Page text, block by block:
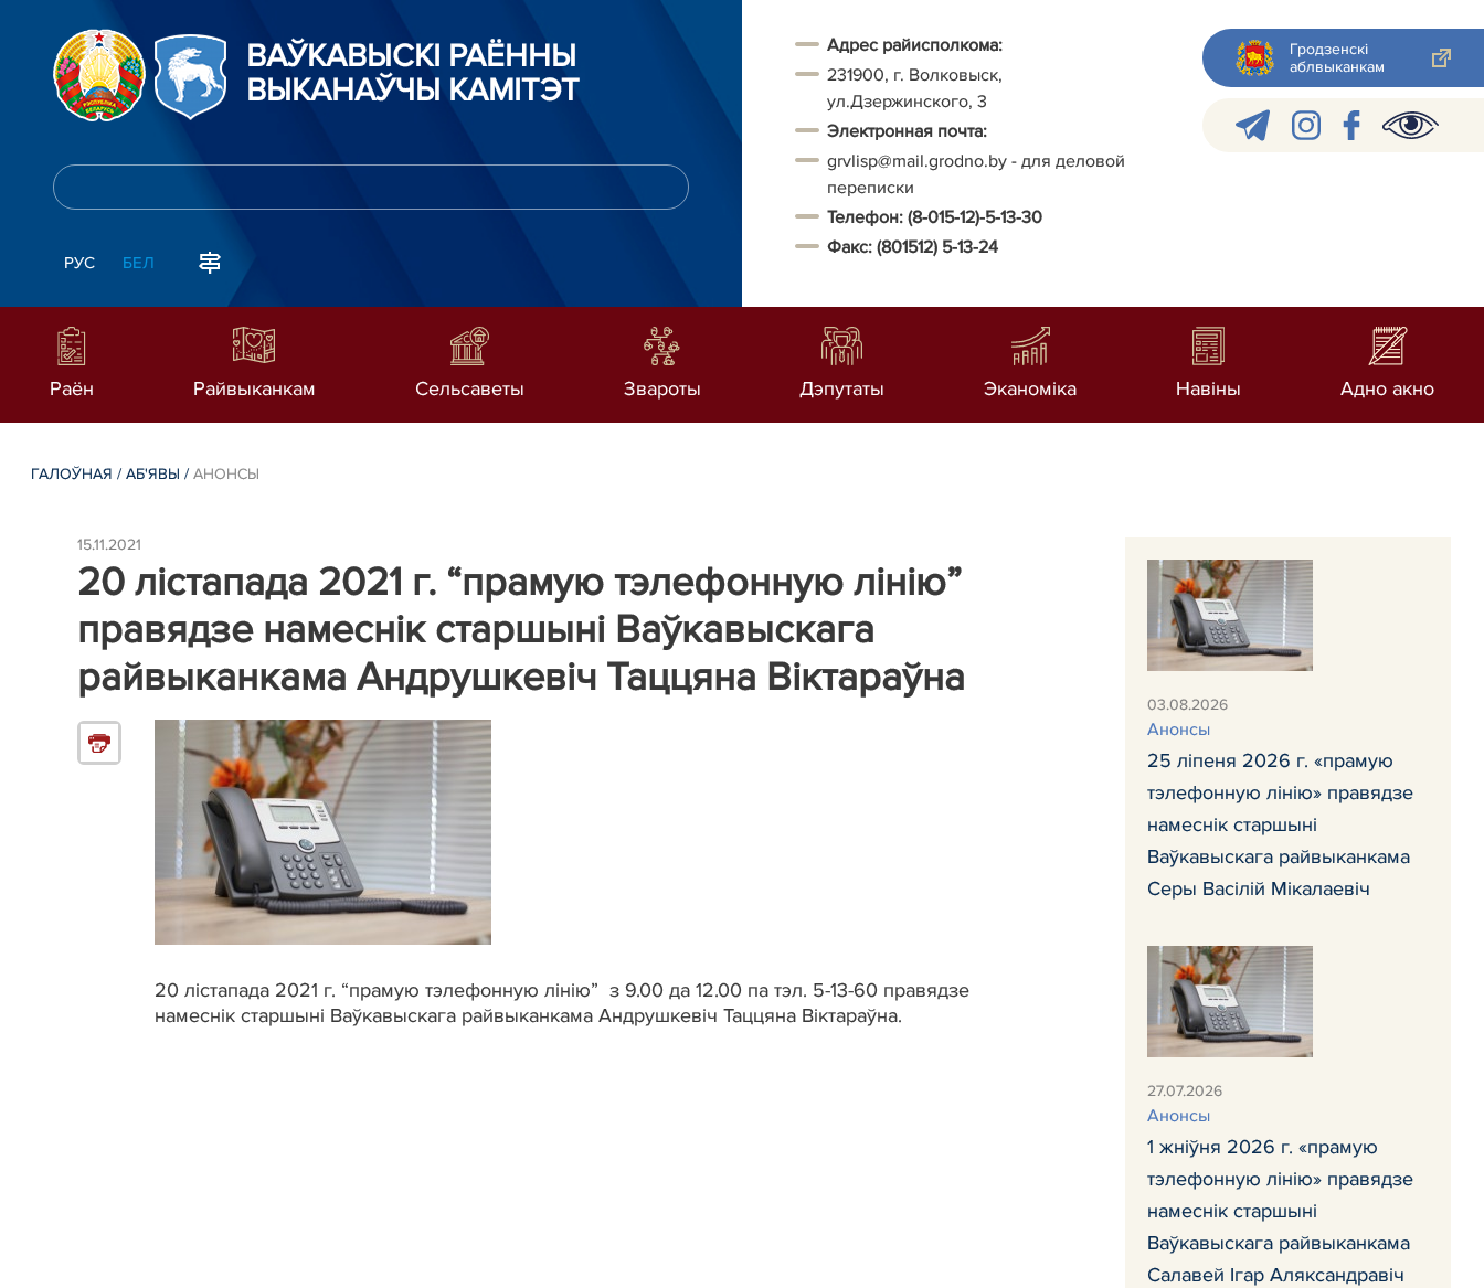
ВАЎКАВЫСКІ РАЁННЫ
ВЫКАНАЎЧЫ КАМІТЭТ
РУС БЕЛ
Адрес райисполкома:
231900, г. Волковыск,
ул.Дзержинского, 3
Электронная почта:
grvlisp@mail.grodno.by - для деловой
переписки
Телефон: (8-015-12)-5-13-30
Факс: (801512) 5-13-24
Гродзенскі
аблвыканкам
Раён Райвыканкам Сельсаветы Звароты Дэпутаты Эканоміка Навiны Адно акно
ГАЛОЎНАЯ /АБ'ЯВЫ /АНОНСЫ
15.11.2021
20 лістапада 2021 г. “прамую тэлефонную лінію”
правядзе намеснік старшыні Ваўкавыскага
райвыканкама Андрушкевіч Таццяна Віктараўна
20 лістапада 2021 г. “прамую тэлефонную лінію” з 9.00 да 12.00 па тэл. 5-13-60 правядзе
намеснік старшыні Ваўкавыскага райвыканкама Андрушкевіч Таццяна Віктараўна.
03.08.2026
Анонсы
25 ліпеня 2026 г. «прамую
тэлефонную лінію» правядзе
намеснік старшыні
Ваўкавыскага райвыканкама
Серы Васілій Мікалаевіч
27.07.2026
Анонсы
1 жніўня 2026 г. «прамую
тэлефонную лінію» правядзе
намеснік старшыні
Ваўкавыскага райвыканкама
Салавей Ігар Аляксандравіч